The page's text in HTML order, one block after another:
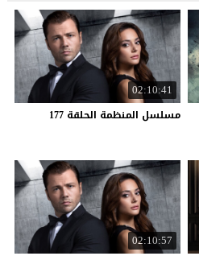
02:10:41
مسلسل المنظمة الحلقة 177
02:10:57